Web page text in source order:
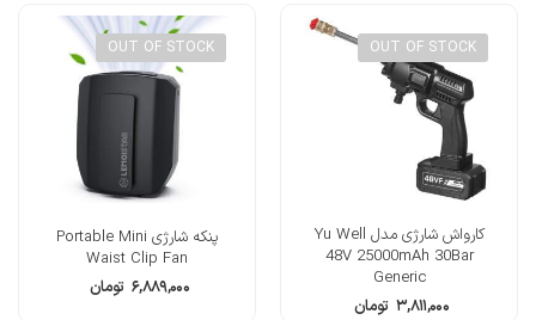
OUT OF STOCK
کارواش شارژی مدل Yu Well
48V 25000mAh 30Bar
Generic
۳,۸۱۱,۰۰۰ تومان
OUT OF STOCK
پنکه شارژی Portable Mini
Waist Clip Fan
۶,۸۸۹,۰۰۰ تومان